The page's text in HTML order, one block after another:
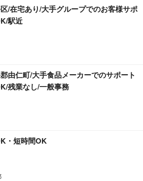
/在宅あり/大手グループでのお客様サポ
駅近
由仁町/大手食品メーカーでのサポート
残業なし/一般事務
・短時間OK